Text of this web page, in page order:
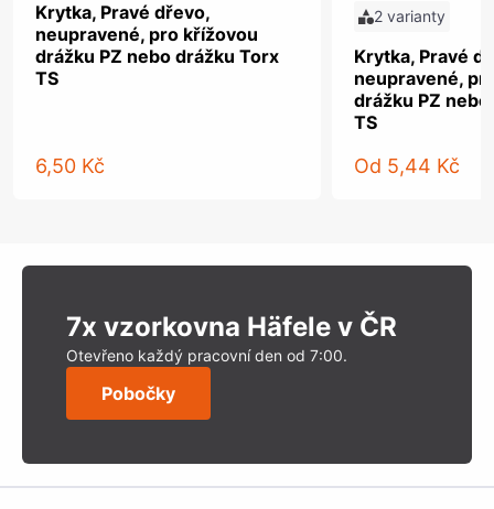
Krytka, Pravé dřevo,
neupravené, pro křížovou
drážku PZ nebo drážku Torx
TS
6,50 Kč
2 varianty
Krytka, Pravé
neupravené,
drážku PZ
TS
Od 5,44 Kč
7x vzorkovna Häfele v ČR
Otevřeno každý pracovní den od 7:00.
Pobočky